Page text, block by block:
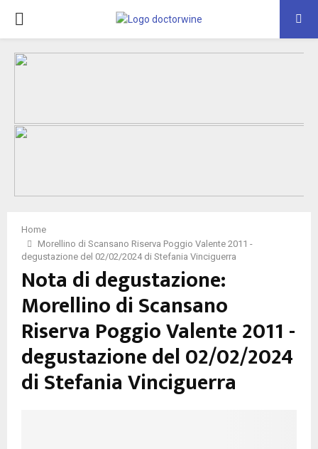
PRIMARY
MENU
Home
Morellino di Scansano Riserva Poggio Valente 2011 -
degustazione del 02/02/2024 di Stefania Vinciguerra
Nota di degustazione:
Morellino di Scansano
Riserva Poggio Valente 2011 -
degustazione del 02/02/2024
di Stefania Vinciguerra